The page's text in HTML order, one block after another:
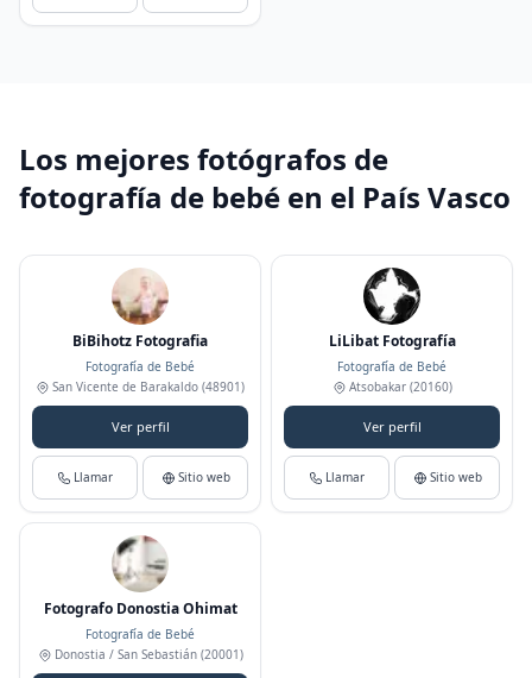
Los mejores fotógrafos de
fotografía de bebé en el País Vasco
BiBihotz Fotografia
Fotografía de Bebé
San Vicente de Barakaldo (48901)
Ver perfil
Llamar Sitio web
LiLibat Fotografía
Fotografía de Bebé
Atsobakar(20160)
Ver perfil
Llamar Sitio web
Fotografo Donostia Ohimat
Fotografía de Bebé
Donostia / San Sebastián(20001)